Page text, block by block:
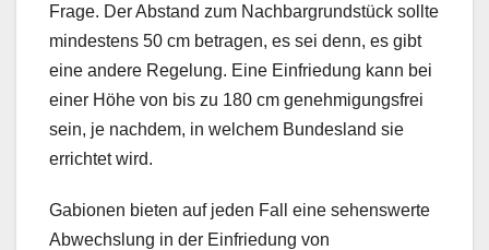
Frage. Der Abstand zum Nachbargrundstück sollte
mindestens 50 cm betragen, es sei denn, es gibt
eine andere Regelung. Eine Einfriedung kann bei
einer Höhe von bis zu 180 cm genehmigungsfrei
sein, je nachdem, in welchem Bundesland sie
errichtet wird.
Gabionen bieten auf jeden Fall eine sehenswerte
Abwechslung in der Einfriedung von